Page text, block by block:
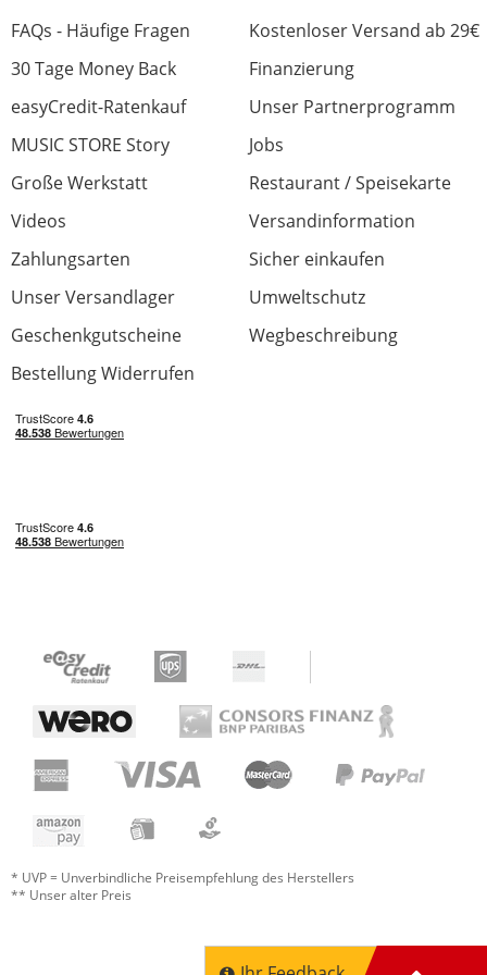
Hub ist ok wenn man USB A Anschlüsse über
Ausgangs Port scheint allerdings nur zum
Laden zu sein, Datenübertragung wäre mir
Verlust.
Verarbeitung
Bedienung
Ausstattung
War diese Rezension hilfreich?
FAQs - Häufige Fragen
Kostenloser Versand ab 29€
30 Tage Money Back
Finanzierung
easyCredit-Ratenkauf
Unser Partnerprogramm
MUSIC STORE Story
Jobs
Große Werkstatt
Restaurant / Speisekarte
Videos
Versandinformation
Zahlungsarten
Sicher einkaufen
Unser Versandlager
Umweltschutz
Geschenkgutscheine
Wegbeschreibung
Bestellung Widerrufen
* UVP = Unverbindliche Preisempfehlung des Herstellers
** Unser alter Preis